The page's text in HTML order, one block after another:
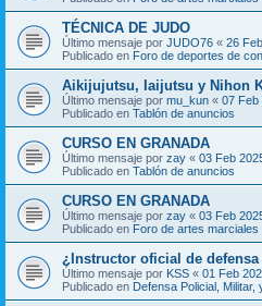
TÉCNICA DE JUDO
Último mensaje por JUDO76 « 26
Publicado en Foro de deportes de
Aikijujutsu, Iaijutsu y Nihon
Último mensaje por mu_kun « 07 Feb
Publicado en Tablón de anuncios
CURSO EN GRANADA
Último mensaje por zay « 03 Feb
Publicado en Tablón de anuncios
CURSO EN GRANADA
Último mensaje por zay « 03 Feb
Publicado en Foro de artes marciales
¿Instructor oficial de
Último mensaje por KSS « 01 Feb
Publicado en Defensa Policial, Militar,